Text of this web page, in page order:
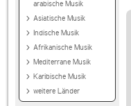
arabische Musik
Asiatische Musik
Indische Musik
Afrikanische Musik
Mediterrane Musik
Karibische Musik
weitere Länder